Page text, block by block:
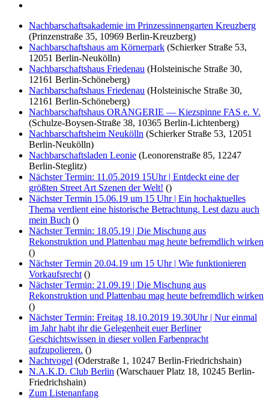
Nachbarschaftsakademie im Prinzessinnengarten Kreuzberg
(Prinzenstraße 35, 10969 Berlin-Kreuzberg)
Nachbarschaftshaus am Körnerpark (Schierker Straße 53,
12051 Berlin-Neukölln)
Nachbarschaftshaus Friedenau (Holsteinische Straße 30,
12161 Berlin-Schöneberg)
Nachbarschaftshaus Friedenau (Holsteinische Straße 30,
12161 Berlin-Schöneberg)
Nachbarschaftshaus ORANGERIE — Kiezspinne FAS e. V.
(Schulze-Boysen-Straße 38, 10365 Berlin-Lichtenberg)
Nachbarschaftsheim Neukölln (Schierker Straße 53, 12051
Berlin-Neukölln)
Nachbarschaftsladen Leonie (Leonorenstraße 85, 12247
Berlin-Steglitz)
Nächster Termin: 11.05.2019 15Uhr | Entdeckt eine der
größten Street Art Szenen der Welt! ()
Nächster Termin 15.06.19 um 15 Uhr | Ein hochaktuelles
Thema verdient eine historische Betrachtung. Lest dazu auch
mein Buch ()
Nächster Termin: 18.05.19 | Die Mischung aus
Rekonstruktion und Plattenbau mag heute befremdlich wirken
()
Nächster Termin 20.04.19 um 15 Uhr | Wie funktionieren
Vorkaufsrecht ()
Nächster Termin: 21.09.19 | Die Mischung aus
Rekonstruktion und Plattenbau mag heute befremdlich wirken
()
Nächster Termin: Freitag 18.10.2019 19.30Uhr | Nur einmal
im Jahr habt ihr die Gelegenheit euer Berliner
Geschichtswissen in dieser vollen Farbenpracht
aufzupolieren. ()
Nachtvogel (Oderstraße 1, 10247 Berlin-Friedrichshain)
N.A.K.D. Club Berlin (Warschauer Platz 18, 10245 Berlin-
Friedrichshain)
Zum Listenanfang